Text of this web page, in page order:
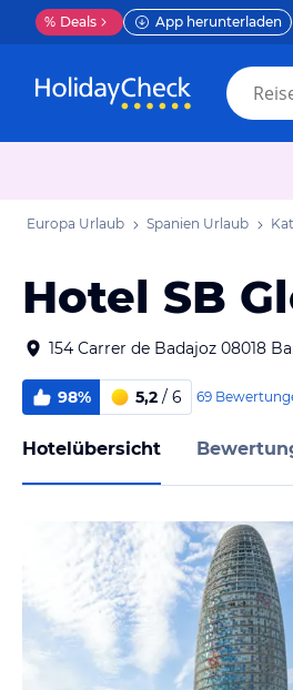
% Deals App herunterladen
Europa Urlaub Spanien Urlaub
Hotel SB
154 Carrer de Badajoz 08018
98% 5,2 / 6 69
Hotelübersicht